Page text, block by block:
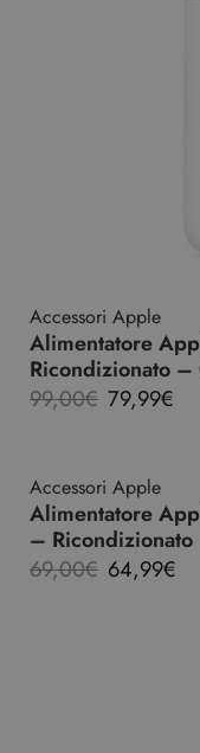
Accessori Apple
Alimentatore
Ricondizionato –
99,00€ 79,99€
Accessori Apple
Alimentatore
– Ricondizionato
69,00€ 64,99€